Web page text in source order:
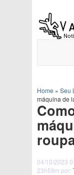
Home » Seu
máquina de
04/10/2023
23h59m por: